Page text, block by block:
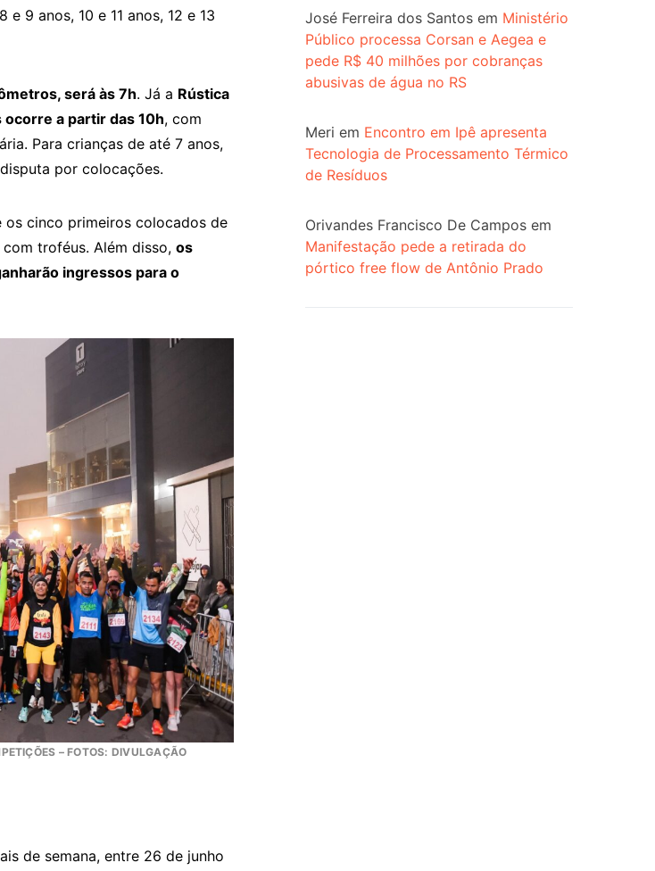
9 anos, 10 e 11 anos, 12 e 13
será às 7h. Já a Rústica
a partir das 10h, com
Para crianças de até 7 anos,
por colocações.
cinco primeiros colocados de
troféus. Além disso, os
ingressos para o
– FOTOS: DIVULGAÇÃO
de semana, entre 26 de junho
José Ferreira dos Santos em Ministério
Público processa Corsan e Aegea e
pede R$ 40 milhões por cobranças
abusivas de água no RS
Meri em Encontro em Ipê apresenta
Tecnologia de Processamento Térmico
de Resíduos
Orivandes Francisco De Campos em
Manifestação pede a retirada do
pórtico free flow de Antônio Prado